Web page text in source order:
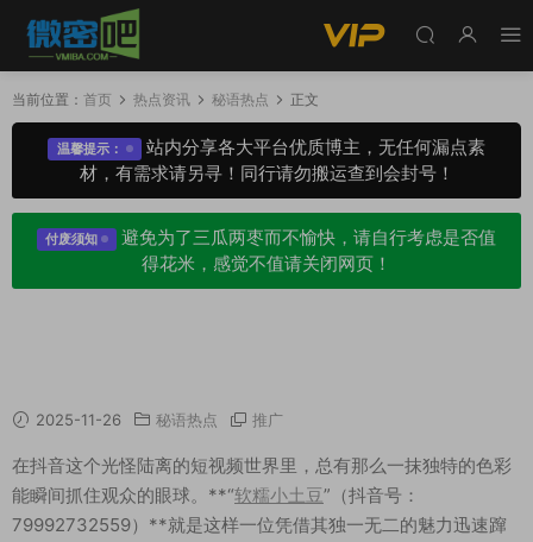
当前位置： 首页 热点资讯 秘语热点 正文
温馨提示：
站内分享各大平台优质博主，无任何漏点素
材，有需求请另寻！同行请勿搬运查到会封号！
付废须知
避免为了三瓜两枣而不愉快，请自行考虑是否值
得花米，感觉不值请关闭网页！
2025-11-26 秘语热点 推广
在抖音这个光怪陆离的短视频世界里，总有那么一抹独特的色彩
能瞬间抓住观众的眼球。**“软糯小土豆”（抖音号：
79992732559）**就是这样一位凭借其独一无二的魅力迅速蹿